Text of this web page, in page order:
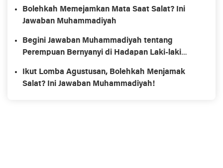
Bolehkah Memejamkan Mata Saat Salat? Ini
Jawaban Muhammadiyah
Begini Jawaban Muhammadiyah tentang
Perempuan Bernyanyi di Hadapan Laki-laki
Ikut Lomba Agustusan, Bolehkah Menjamak
Salat? Ini Jawaban Muhammadiyah!